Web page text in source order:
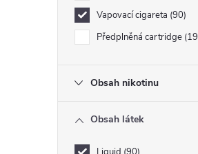
Vapovací cigareta 90
Předplněná cartridge 19
Obsah nikotinu
Obsah látek